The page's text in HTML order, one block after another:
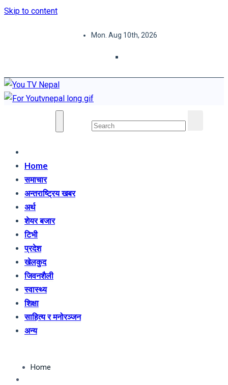
Skip to content
Mon. Aug 10th, 2026
Home
समाचार
अन्तराष्ट्रिय खबर
अर्थ
शेयर बजार
टिभी
प्रदेश
खेलकुद
जिवनशैली
स्वास्थ्य
शिक्षा
साहित्य र मनोरञ्जन
अन्य
Home